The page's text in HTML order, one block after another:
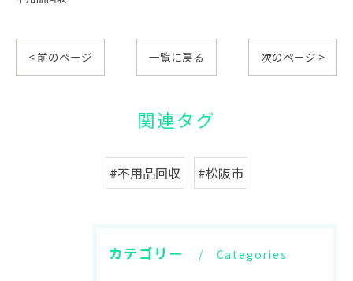
< 前のページ 一覧に戻る 次のページ >
関連タグ
#不用品回収 #松阪市
カテゴリー Categories